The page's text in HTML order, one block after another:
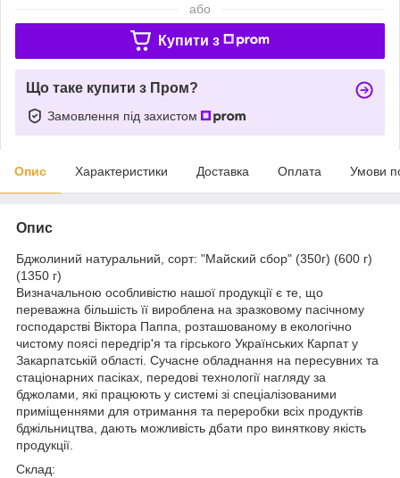
або
Купити з
Що таке купити з Пром?
Замовлення під захистом
Опис Характеристики Доставка Оплата Умови
Опис
Бджолиний натуральний, сорт: "Майский сбор" (350г) (600 г)
(1350 г)
Визначальною особливістю нашої продукції є те, що
переважна більшість її вироблена на зразковому пасічному
господарстві Віктора Паппа, розташованому в екологічно
чистому поясі передгір'я та гірського Українських Карпат у
Закарпатській області. Сучасне обладнання на пересувних та
стаціонарних пасіках, передові технології нагляду за
бджолами, які працюють у системі зі спеціалізованими
приміщеннями для отримання та переробки всіх продуктів
бджільництва, дають можливість дбати про виняткову якість
продукції.
Склад: